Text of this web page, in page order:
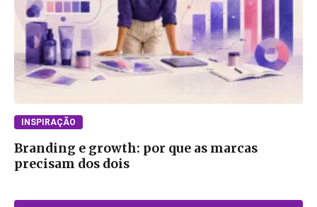
INSPIRAÇÃO
Branding e growth: por que as marcas
precisam dos dois